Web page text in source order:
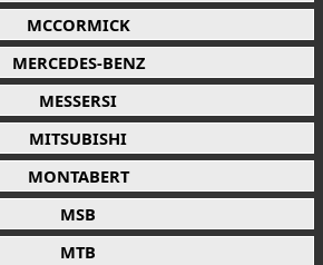
MCCORMICK
MERCEDES-BENZ
MESSERSI
MITSUBISHI
MONTABERT
MSB
MTB